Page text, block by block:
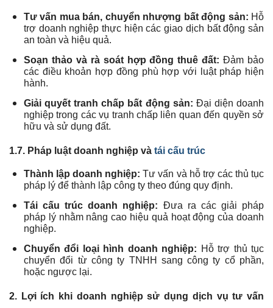
Tư vấn mua bán, chuyển nhượng bất động sản: Hỗ
trợ doanh nghiệp thực hiện các giao dịch bất động sản
an toàn và hiệu quả.
Soạn thảo và rà soát hợp đồng thuê đất: Đảm bảo
các điều khoản hợp đồng phù hợp với luật pháp hiện
hành.
Giải quyết tranh chấp bất động sản: Đại diện doanh
nghiệp trong các vụ tranh chấp liên quan đến quyền sở
hữu và sử dụng đất.
1.7. Pháp luật doanh nghiệp và tái cấu trúc
Thành lập doanh nghiệp: Tư vấn và hỗ trợ các thủ tục
pháp lý để thành lập công ty theo đúng quy định.
Tái cấu trúc doanh nghiệp: Đưa ra các giải pháp
pháp lý nhằm nâng cao hiệu quả hoạt động của doanh
nghiệp.
Chuyển đổi loại hình doanh nghiệp: Hỗ trợ thủ tục
chuyển đổi từ công ty TNHH sang công ty cổ phần,
hoặc ngược lại.
2. Lợi ích khi doanh nghiệp sử dụng dịch vụ tư vấn